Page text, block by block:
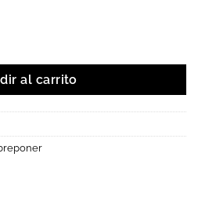
Iluminación De Emergencia.
al carrito